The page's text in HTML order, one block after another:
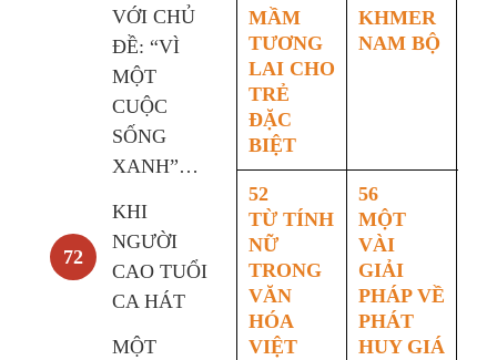
VỚI CHỦ
ĐỀ: “VÌ
MỘT
CUỘC
SỐNG
XANH”…
72
KHI
NGƯỜI
CAO TUỔI
CA HÁT
MỘT
MẦM
TƯƠNG
LAI CHO
TRẺ
ĐẶC
BIỆT
KHMER
NAM BỘ
52
TỪ TÍNH
NỮ
TRONG
VĂN
HÓA
VIỆT
56
MỘT
VÀI
GIẢI
PHÁP VỀ
PHÁT
HUY GIÁ